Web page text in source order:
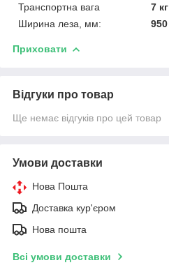
Транспортна вага
7 кг
Ширина леза, мм:
950
Приховати
Відгуки про товар
Ще немає відгуків про цей товар
Умови доставки
Нова Пошта
Доставка кур'єром
Нова пошта
Всі умови доставки